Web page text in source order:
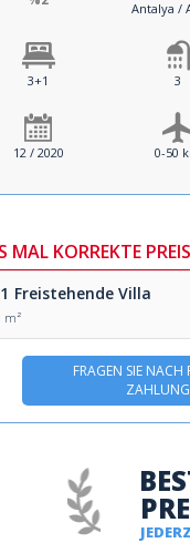
Antalya /
3+1 3
12 / 2020 0-50
MAL KORREKTE
Freistehende Villa
m²
FRAGEN SIE NACH